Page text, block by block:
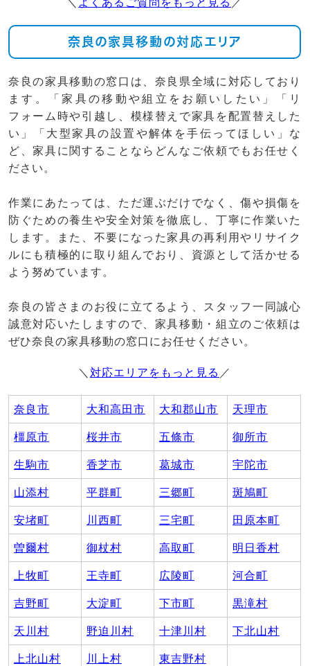
＼ よくあるご質問をもっと見る ／
奈良の家具移動の対応エリア
奈良の家具移動の窓口は、奈良県全域に対応しており
ます。「家具の移動や組立をお願いしたい」「リ
フォーム時や引越し、模様替えで家具を配置替えした
い」「大型家具の設置や解体を手伝ってほしい」な
ど、家具に関することならどんなご依頼でもお任せく
ださい。
作業にあたっては、ただ運ぶだけでなく、傷や損傷を
防ぐための養生や安全対策を徹底し、丁寧に作業いた
します。また、不要になった家具の再利用やリサイク
ルにも積極的に取り組んでおり、資源として活かせる
よう努めています。
奈良の皆さまのお役に立てるよう、スタッフ一同誠心
誠意対応いたしますので、家具移動・組立のご依頼は
ぜひ奈良の家具移動の窓口にお任せください。
＼ 対応エリアをもっと見る ／
奈良市 大和高田市 大和郡山市 天理市
橿原市 桜井市 五條市 御所市
生駒市 香芝市 葛城市 宇陀市
山添村 平群町 三郷町 斑鳩町
安堵町 川西町 三宅町 田原本町
曽爾村 御杖村 高取町 明日香村
上牧町 王寺町 広陵町 河合町
吉野町 大淀町 下市町 黒滝村
天川村 野迫川村 十津川村 下北山村
上北山村 川上村 東吉野村